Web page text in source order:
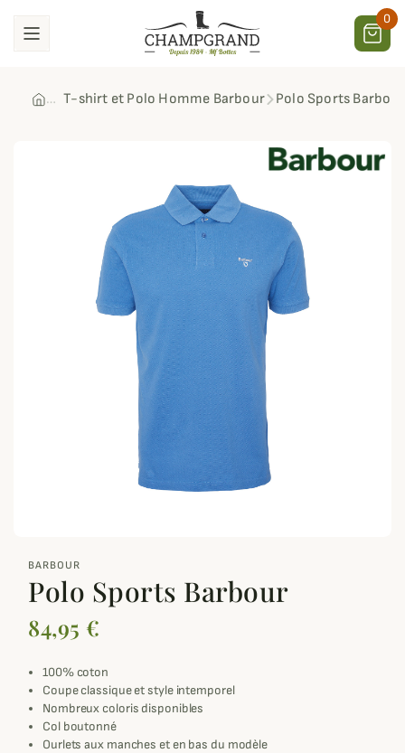
0
T-shirt et Polo Homme Barbour Polo Sports Barbour
BARBOUR
Polo Sports Barbour
84,95 €
100% coton
Coupe classique et style intemporel
Nombreux coloris disponibles
Col boutonné
Ourlets aux manches et en bas du modèle